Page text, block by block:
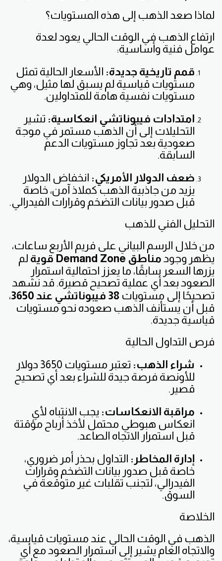
لماذا صعد الذهب إلى هذه المستويات؟
ارتفاع الذهب في الوقت الحالي يعود لعدة
عوامل فنية وأساسية:
قمم تاريخية جديدة: الأسعار الحالية تمثل
مستويات قياسية لم يسبق لها مثيل، وهي
مستويات نفسية هامة للمتداولين.
امتدادات فيبوناتشي انعكاسية: تشير
التحليلات إلى أن الذهب مستمر في موجة
صعودية بعد تجاوز مستويات الدعم
السابقة.
ضعف الدولار الأمريكي: انخفاض الدولار
يزيد من جاذبية الذهب كملاذ آمن، خاصة
قبل صدور بيانات التضخم وقرارات الفيدرالي.
التحليل الفني للذهب
من خلال الرسم البياني على فريم الأربع ساعات،
يظهر وجود مناطق Demand Zone قوية
لم
يزرها السعر سابقًا، ما يعزز احتمالية استمرار
الصعود بعد أي عملية تصحيح قصيرة. قد نشهد
تصحيحًا إلى مستويات 38 فيبوناتشي عند 3650
،
قبل أن يستأنف الذهب صعوده نحو مستويات
قياسية جديدة.
فرص التداول الحالية
شراء الذهب:
تعتبر مستويات 3650 دولار
للأونصة فرصة جيدة للشراء بعد أي تصحيح
قصير.
مراقبة الانعكاسات: يجب الانتباه لأي
انعكاس هبوطي محتمل لأخذ أرباح مؤقتة
قبل استمرار الاتجاه الصاعد.
إدارة المخاطر: التداول بحذر أمر ضروري،
خاصة قبل صدور بيانات التضخم وقرارات
الفيدرالي، لتجنب تقلبات غير متوقعة في
السوق.
الخلاصة
الذهب في الوقت الحالي عند مستويات قياسية،
والاتجاه العام يشير إلى استمرار الصعود مع أي